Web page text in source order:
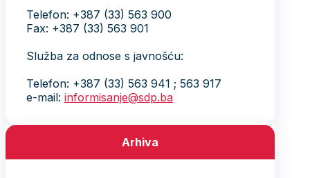
Telefon: +387 (33) 563 900
Fax: +387 (33) 563 901
Služba za odnose s javnošću:
Telefon: +387 (33) 563 941 ; 563 917
e-mail: informisanje@sdp.ba
Arhiva